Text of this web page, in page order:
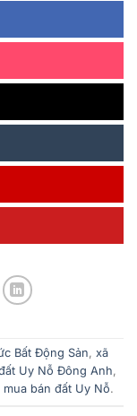
Bất Động Sản, xã
Uy Nỗ Đông Anh,
mua bán đất Uy Nỗ.